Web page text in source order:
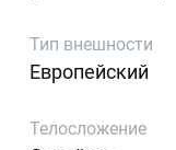
Тип внешности
Европейский
Телосложение